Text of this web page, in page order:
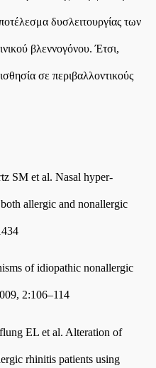
δυσλειτουργίας των
βλεννογόνου. Έτσι,
σε περιβαλλοντικούς
SM et al. Nasal hyper-
allergic and nonallergic
of idiopathic nonallergic
2:106–114
EL et al. Alteration of
rhinitis patients using